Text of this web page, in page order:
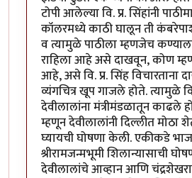
टोपी आलेल्या वि. प्र. सिंहांनी
कॉलरमध्ये काठी घालून ती
व त्यामुळे पाठीला म्हणजेच
राहिला आहे असे दाखवून, कोण
आहे, असे वि. प्र. सिंह विचारताना
व्यंगचित्र खूप गाजले होते. त्यामुळे
देवीलालांना मंत्रीमंडळातून काढले
म्हणून देवीलालांनी दिल्लीत मोठा
घ्यायची घोषणा केली. एकीकडे
श्रीरामजन्मभूमी शिलान्यासाची
देवीलालांचे आव्हान आणि